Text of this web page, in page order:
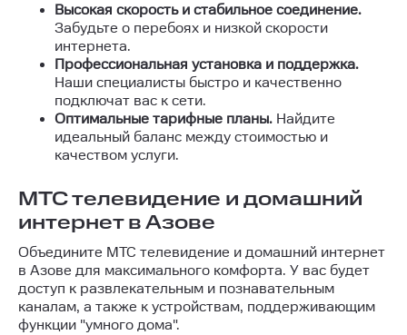
Высокая скорость и стабильное соединение.
Забудьте о перебоях и низкой скорости
интернета.
Профессиональная установка и поддержка.
Наши специалисты быстро и качественно
подключат вас к сети.
Оптимальные тарифные планы. Найдите
идеальный баланс между стоимостью и
качеством услуги.
МТС телевидение и домашний
интернет в Азове
Объедините МТС телевидение и домашний интернет
в Азове для максимального комфорта. У вас будет
доступ к развлекательным и познавательным
каналам, а также к устройствам, поддерживающим
функции "умного дома".